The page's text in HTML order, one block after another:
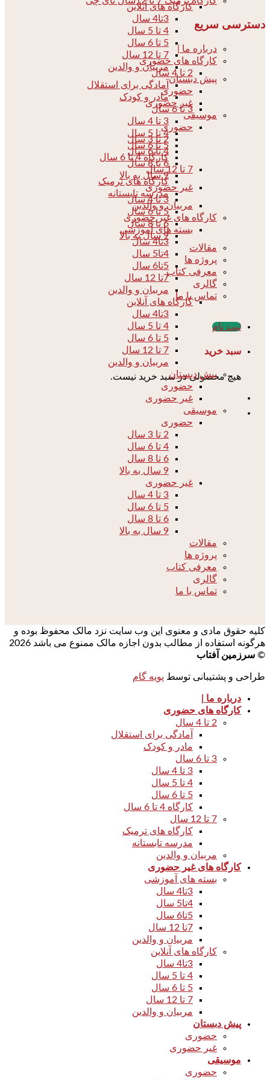
کارگاه های آنلاین
3تا4 سال
4 تا 5 سال
5 تا 6 سال
7 تا 12 سال
مربیان و والدین
پیش دبستان
حضوری
غیر حضوری
موسیقی
حضوری
2 تا 3 سال
4 تا 6 سال
6 تا 8 سال
9 سال به بالا
غیر حضوری
3 تا 4 سال
5 تا 6 سال
6 تا 8 سال
9 سال به بالا
مقالات
پروژه ها
معرفی کتاب
گالری
تماس با ما
ثبت نام
سبد خرید
هیچ محصولی در سبد خرید نیست.
دسترسی سریع
درباره ما |
کارگاه های حضوری
2 تا 4 سال
آمادگی برای استقلال
مادر و کودک
3 تا 6 سال
3 تا 4 سال
4 تا 5 سال
5 تا 6 سال
کارگاه 4 تا 6 سال
7 تا 12 سال
کارگاه های ترمیک
مدرسه تابستانه
مربیان و والدین
کارگاه های غیر حضوری
بسته های آموزشی
3تا4 سال
4تا5 سال
5تا6 سال
7تا 12 سال
مربیان و والدین
کارگاه های آنلاین
3تا4 سال
4 تا 5 سال
5 تا 6 سال
7 تا 12 سال
مربیان و والدین
پیش دبستان
حضوری
غیر حضوری
موسیقی
حضوری
2 تا 3 سال
4 تا 6 سال
6 تا 8 سال
9 سال به بالا
غیر حضوری
3 تا 4 سال
5 تا 6 سال
6 تا 8 سال
9 سال به بالا
مقالات
پروژه ها
معرفی کتاب
گالری
تماس با ما
کلیه حقوق مادی و معنوی این وب سایت نزد مالک محفوظ بوده و
هرگونه استفاده از مطالب بدون اجازه مالک ممنوع می باشد 2026
© سرزمین آفتاب
طراحی و پشتیبانی توسط پویه گام
درباره ما |
کارگاه های حضوری
2 تا 4 سال
آمادگی برای استقلال
مادر و کودک
3 تا 6 سال
3 تا 4 سال
4 تا 5 سال
5 تا 6 سال
کارگاه 4 تا 6 سال
7 تا 12 سال
کارگاه های ترمیک
مدرسه تابستانه
مربیان و والدین
کارگاه های غیر حضوری
بسته های آموزشی
3تا4 سال
4تا5 سال
5تا6 سال
7تا 12 سال
مربیان و والدین
کارگاه های آنلاین
3تا4 سال
4 تا 5 سال
5 تا 6 سال
7 تا 12 سال
مربیان و والدین
پیش دبستان
حضوری
غیر حضوری
موسیقی
حضوری